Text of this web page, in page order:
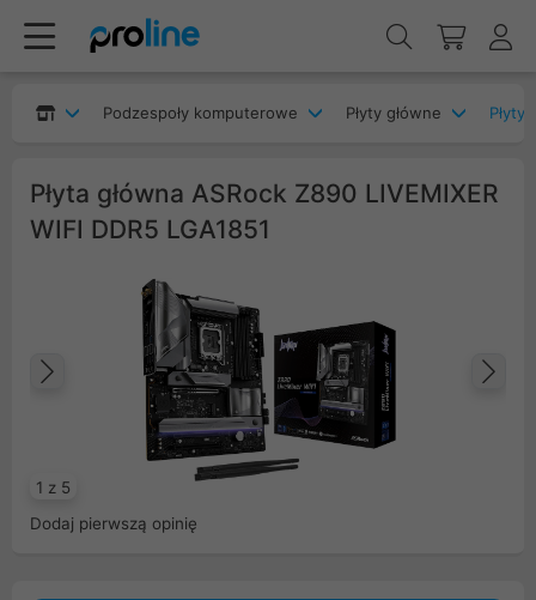
Podzespoły komputerowe Płyty główne Płyty
Płyta główna ASRock Z890 LIVEMIXER
WIFI DDR5 LGA1851
1 z 5
Poprzedni
Dodaj pierwszą opinię